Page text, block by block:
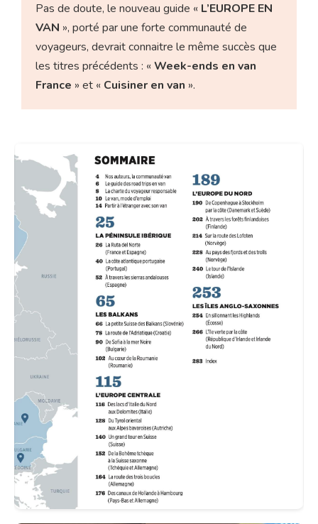
Pas de doute, le nouveau guide « L’EUROPE EN
VAN », porté par une forte communauté de
voyageurs, devrait connaitre le même succès que
les titres précédents : «Week-ends en van
France » et « Cuisiner en van ».